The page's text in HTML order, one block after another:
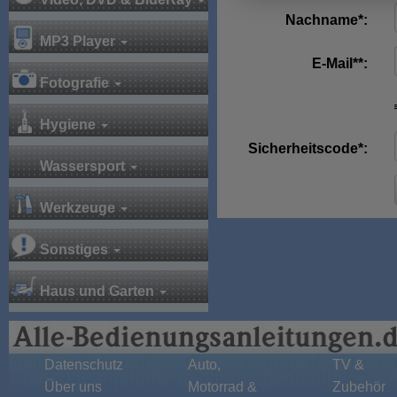
MP3 Player
Fotografie
Hygiene
Wassersport
Werkzeuge
Sonstiges
Haus und Garten
Nachname*:
E-Mail**:
Sicherheitscode*:
Datenschutz
Über uns
Auto,
Motorrad &
TV &
Zubehör